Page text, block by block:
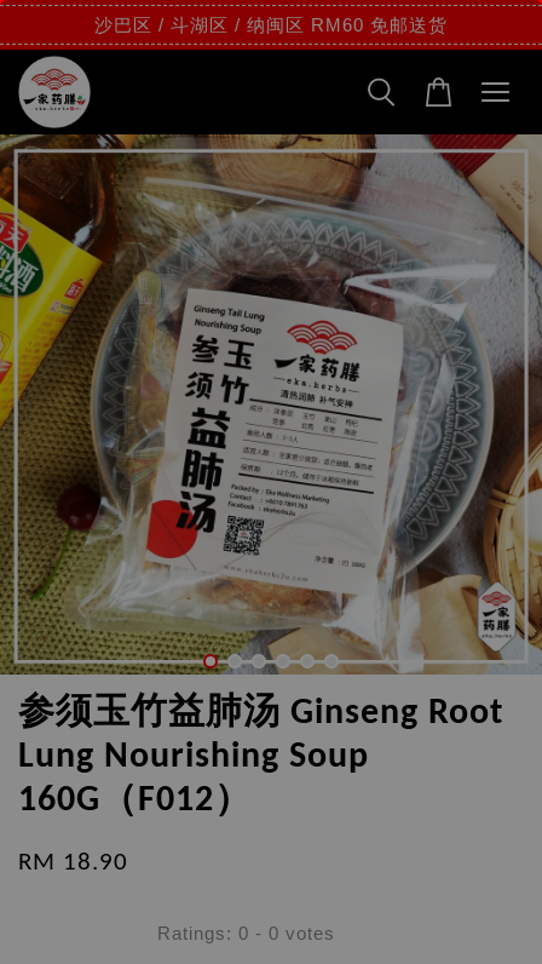
沙巴区 / 斗湖区 / 纳闽区 RM60 免邮送货
参须玉竹益肺汤 Ginseng Root
Lung Nourishing Soup
160G（F012）
RM 18.90
Ratings: 0 - 0 votes